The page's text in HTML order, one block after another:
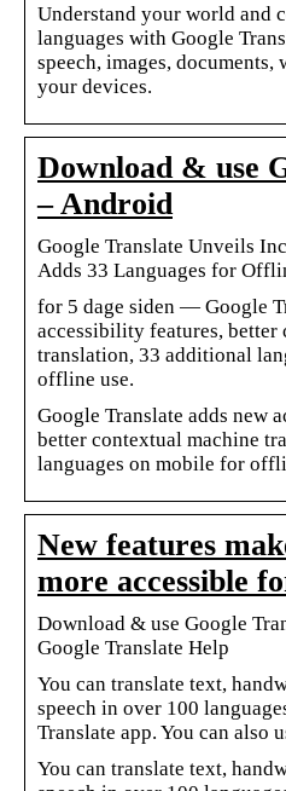
Understand your world and
languages with Google
speech, images, documents,
your devices.
Download & use
– Android
Google Translate Unveils
Adds 33 Languages for
for 5 dage siden — Google
accessibility features, better
translation, 33 additional
offline use.
Google Translate adds new
better contextual machine
languages on mobile for
New features
more accessible
Download & use Google
Google Translate Help
You can translate text,
speech in over 100
Translate app. You can also
You can translate text,